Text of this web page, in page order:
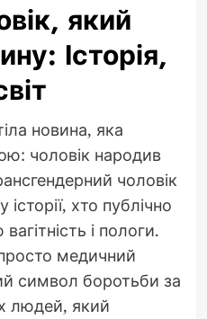
який
Історія,
новина, яка
чоловік народив
чоловік
хто публічно
і пологи.
медичний
символ боротьби за
людей, який